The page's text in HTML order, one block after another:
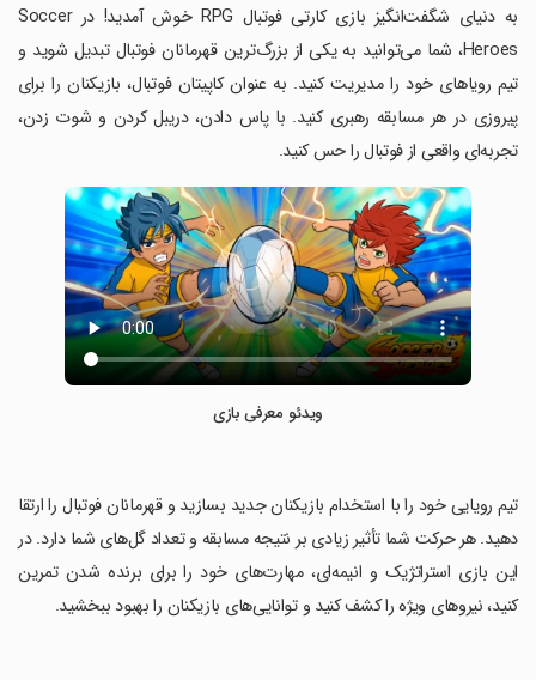
به دنیای شگفت‌انگیز بازی کارتی فوتبال RPG خوش آمدید! در Soccer
Heroes، شما می‌توانید به یکی از بزرگ‌ترین قهرمانان فوتبال تبدیل شوید و
تیم رویاهای خود را مدیریت کنید. به عنوان کاپیتان فوتبال، بازیکنان را برای
پیروزی در هر مسابقه رهبری کنید. با پاس دادن، دریبل کردن و شوت زدن،
تجربه‌ای واقعی از فوتبال را حس کنید.
ویدئو معرفی بازی
‏تیم رویایی خود را با استخدام بازیکنان جدید بسازید و قهرمانان فوتبال را ارتقا
دهید. هر حرکت شما تأثیر زیادی بر نتیجه مسابقه و تعداد گل‌های شما دارد. در
این بازی استراتژیک و انیمه‌ای، مهارت‌های خود را برای برنده شدن تمرین
کنید، نیروهای ویژه را کشف کنید و توانایی‌های بازیکنان را بهبود ببخشید.